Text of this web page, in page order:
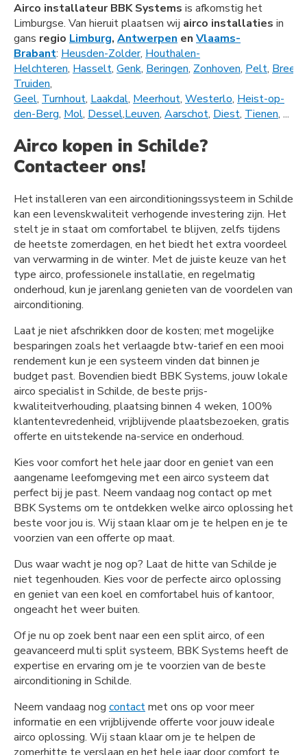
Airco installateur BBK Systems is afkomstig het
Limburgse. Van hieruit plaatsen wij airco installaties in
gans regio Limburg, Antwerpen en Vlaams-
Brabant: Heusden-Zolder, Houthalen-
Helchteren, Hasselt, Genk, Beringen, Zonhoven, Pelt, Bree
Truiden,
Geel, Turnhout, Laakdal, Meerhout, Westerlo, Heist-op-
den-Berg, Mol, Dessel,Leuven, Aarschot, Diest, Tienen, ...
Airco kopen in Schilde?
Contacteer ons!
Het installeren van een airconditioningssysteem in Schilde
kan een levenskwaliteit verhogende investering zijn. Het
stelt je in staat om comfortabel te blijven, zelfs tijdens
de heetste zomerdagen, en het biedt het extra voordeel
van verwarming in de winter. Met de juiste keuze van het
type airco, professionele installatie, en regelmatig
onderhoud, kun je jarenlang genieten van de voordelen van
airconditioning.
Laat je niet afschrikken door de kosten; met mogelijke
besparingen zoals het verlaagde btw-tarief en een mooi
rendement kun je een systeem vinden dat binnen je
budget past. Bovendien biedt BBK Systems, jouw lokale
airco specialist in Schilde, de beste prijs-
kwaliteitverhouding, plaatsing binnen 4 weken, 100%
klantentevredenheid, vrijblijvende plaatsbezoeken, gratis
offerte en uitstekende na-service en onderhoud.
Kies voor comfort het hele jaar door en geniet van een
aangename leefomgeving met een airco systeem dat
perfect bij je past. Neem vandaag nog contact op met
BBK Systems om te ontdekken welke airco oplossing het
beste voor jou is. Wij staan klaar om je te helpen en je te
voorzien van een offerte op maat.
Dus waar wacht je nog op? Laat de hitte van Schilde je
niet tegenhouden. Kies voor de perfecte airco oplossing
en geniet van een koel en comfortabel huis of kantoor,
ongeacht het weer buiten.
Of je nu op zoek bent naar een een split airco, of een
geavanceerd multi split systeem, BBK Systems heeft de
expertise en ervaring om je te voorzien van de beste
airconditioning in Schilde.
Neem vandaag nog contactmet ons op voor meer
informatie en een vrijblijvende offerte voor jouw ideale
airco oplossing. Wij staan klaar om je te helpen de